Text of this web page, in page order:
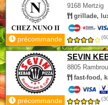
9168 Mertzig
grillade,
précommande
SEVIN
8805
fast-food,
précommande